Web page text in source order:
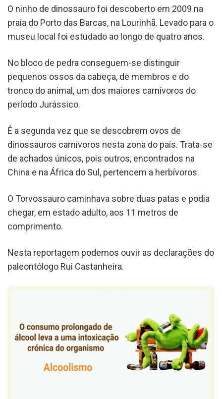
O ninho de dinossauro foi descoberto em 2009 na
praia do Porto das Barcas, na Lourinhã. Levado para o
museu local foi estudado ao longo de quatro anos.
No bloco de pedra conseguem-se distinguir
pequenos ossos da cabeça, de membros e do
tronco do animal, um dos maiores carnívoros do
período Jurássico.
É a segunda vez que se descobrem ovos de
dinossauros carnívoros nesta zona do país. Trata-se
de achados únicos, pois outros, encontrados na
China e na África do Sul, pertencem a herbívoros.
O Torvossauro caminhava sobre duas patas e podia
chegar, em estado adulto, aos 11 metros de
comprimento.
Nesta reportagem podemos ouvir as declarações do
paleontólogo Rui Castanheira.